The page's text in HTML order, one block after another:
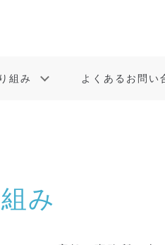
組み よくあるお問い
み